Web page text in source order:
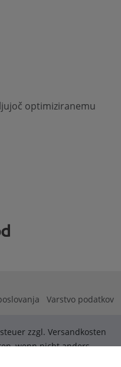
optimiziranemu
Varstvo podatkov
zzgl. Versandkosten
wenn nicht anders